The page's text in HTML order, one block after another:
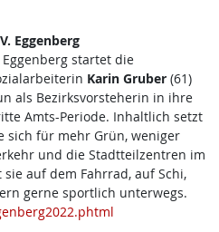
Eggenberg
Eggenberg startet die
Karin Gruber(61)
als Bezirksvorsteherin in ihre
Amts-Periode. Inhaltlich setzt
sich für mehr Grün, weniger
und die Stadtteilzentren im
auf dem Fahrrad, auf Schi,
gerne sportlich unterwegs.